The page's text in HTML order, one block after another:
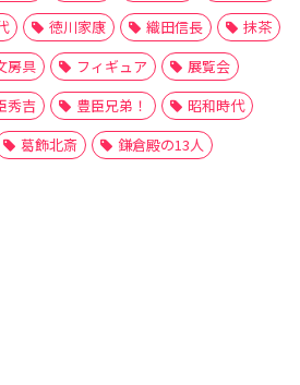
徳川家康 織田信長
抹茶
房具 フィギュア
展覧会
秀吉 豊臣兄弟！
昭和時代
葛飾北斎 鎌倉殿の13人